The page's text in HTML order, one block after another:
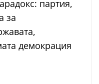
партия,
за
демокрация